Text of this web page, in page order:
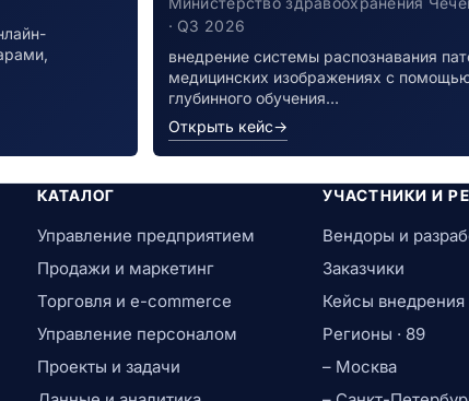
· Q3 2026
внедрение системы распознавания
медицинских изображениях с
глубинного обучения…
Открыть кейс→
КАТАЛОГ
Управление предприятием
Продажи и маркетинг
Торговля и e-commerce
Управление персоналом
Проекты и задачи
УЧАСТНИКИ И
Вендоры и
Заказчики
Кейсы внедрения
Регионы · 89
– Москва